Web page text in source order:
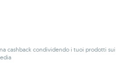
cashback condividendo i tuoi prodotti sui